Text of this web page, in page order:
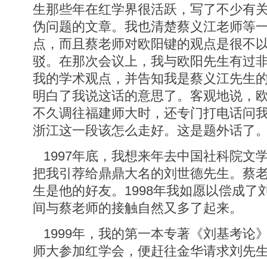
生那些年在红学界很活跃，写了不少有
伪问题的文章。我也清楚蔡义江老师等
点，而且蔡老师对欧阳键的观点是很不
驳。在那次会议上，我与欧阳先生有过
我的学术观点，并告知我是蔡义江先生
明白了我说这话的意思了。客观地说，
不久调往福建师大时，还专门打电话问
浙江这一段该怎么走好。这是题外话了
1997年底，我想来年去中国社科院文
把我引荐给鼎鼎大名的刘世德先生。蔡
生是他的好友。1998年我如愿以偿成了
间与蔡老师的接触自然又多了起来。
1999年，我的第一本专著《刘基考论
师大参加红学会，便赶往金华请求刘先